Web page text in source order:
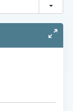
切換